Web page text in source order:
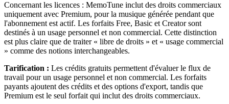
Concernant les licences : MemoTune inclut des droits commerciaux
uniquement avec Premium, pour la musique générée pendant que
l'abonnement est actif. Les forfaits Free, Basic et Creator sont
destinés à un usage personnel et non commercial. Cette distinction
est plus claire que de traiter « libre de droits » et « usage commercial
» comme des notions interchangeables.
Tarification : Les crédits gratuits permettent d'évaluer le flux de
travail pour un usage personnel et non commercial. Les forfaits
payants ajoutent des crédits et des options d'export, tandis que
Premium est le seul forfait qui inclut des droits commerciaux.